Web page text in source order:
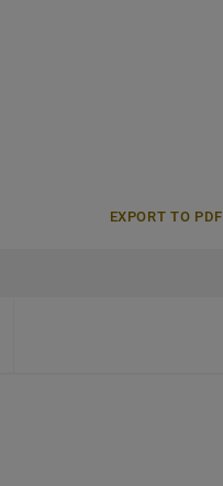
EXPORT TO PDF